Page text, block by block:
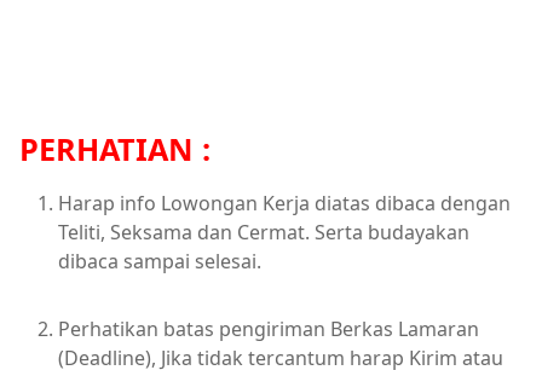
PERHATIAN :
Harap info Lowongan Kerja diatas dibaca dengan
Teliti, Seksama dan Cermat. Serta budayakan
dibaca sampai selesai.
Perhatikan batas pengiriman Berkas Lamaran
(Deadline), Jika tidak tercantum harap Kirim atau